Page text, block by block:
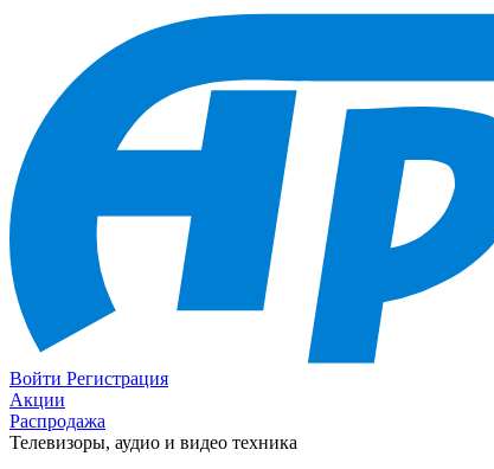
Войти Регистрация
Акции
Распродажа
Телевизоры, аудио и видео техника